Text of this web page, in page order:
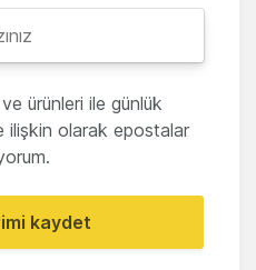
ürünleri ile günlük
ilişkin olarak epostalar
kaydet